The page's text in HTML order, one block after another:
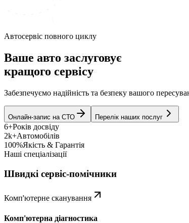
Автосервіс повного циклу
Ваше авто заслуговує
кращого сервісу
Забезпечуємо надійність та безпеку вашого
Онлайн-запис на СТО Перелік наших послуг
6+Років досвіду
2k+Автомобілів
100%Якість & Гарантія
Наші спеціалізації
Швидкі сервіс-помічники
Комп'ютерне сканування
Комп'ютерна діагностика